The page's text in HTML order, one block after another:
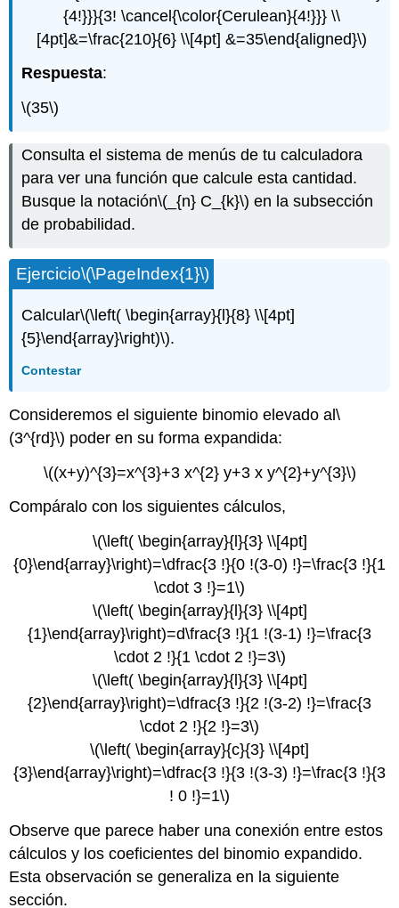
{4!}}}{3! \cancel{\color{Cerulean}{4!}}} \\
[4pt]&=\frac{210}{6} \\[4pt] &=35\end{aligned}\)
Respuesta:
\(35\)
Consulta el sistema de menús de tu calculadora
para ver una función que calcule esta cantidad.
Busque la notación\(_{n} C_{k}\) en la subsección
de probabilidad.
Ejercicio\(\PageIndex{1}\)
Calcular\(\left( \begin{array}{l}{8} \\[4pt]
{5}\end{array}\right)\).
Contestar
Consideremos el siguiente binomio elevado al\
(3^{rd}\) poder en su forma expandida:
\((x+y)^{3}=x^{3}+3 x^{2} y+3 x y^{2}+y^{3}\)
Compáralo con los siguientes cálculos,
\(\left( \begin{array}{l}{3} \\[4pt]
{0}\end{array}\right)=\dfrac{3 !}{0 !(3-0) !}=\frac{3 !}{1
\cdot 3 !}=1\)
\(\left( \begin{array}{l}{3} \\[4pt]
{1}\end{array}\right)=d\frac{3 !}{1 !(3-1) !}=\frac{3
\cdot 2 !}{1 \cdot 2 !}=3\)
\(\left( \begin{array}{l}{3} \\[4pt]
{2}\end{array}\right)=\dfrac{3 !}{2 !(3-2) !}=\frac{3
\cdot 2 !}{2 !}=3\)
\(\left( \begin{array}{c}{3} \\[4pt]
{3}\end{array}\right)=\dfrac{3 !}{3 !(3-3) !}=\frac{3 !}{3
! 0 !}=1\)
Observe que parece haber una conexión entre estos
cálculos y los coeficientes del binomio expandido.
Esta observación se generaliza en la siguiente
sección.